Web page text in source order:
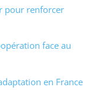
pour renforcer
face au
en France